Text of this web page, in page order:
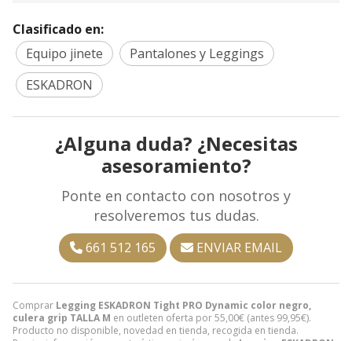
Comprar Legging ESKADRON Tight PRO Dynamic color negro,
culera grip TALLA M en outleten oferta por55,00€ (antes 99,95€).
Producto no disponible, novedad en tienda, recogida en tienda.
Clasificado en:
Equipo jinete
Pantalones y Leggings
ESKADRON
¿Alguna duda? ¿Necesitas
asesoramiento?
Ponte en contacto con nosotros y
resolveremos tus dudas.
661 512 165 ENVIAR EMAIL